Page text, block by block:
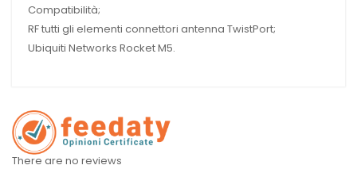
Compatibilità;
RF tutti gli elementi connettori antenna TwistPort;
Ubiquiti Networks Rocket M5.
There are no reviews